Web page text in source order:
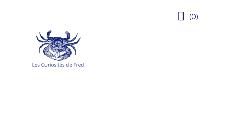
(0)